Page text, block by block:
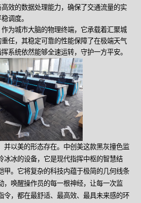
效的数据处理能力，确保了交通流量的实
调度。
作为城市大脑的物理终端，它承载着汇聚城
任，其稳定可靠的性能保障了在极端天气
系统依然能够全速运转，守护一方平安。
并以美的形态存在。中创美这款黑灰撞色监
冰冰的设备，它是现代指挥中枢的智慧结
甲。它将复杂的科技内蕴于极简的几何线条
，唤醒操作员的每一根神经，让每一次监
令，都在最舒适、最高效、最具未来感的环